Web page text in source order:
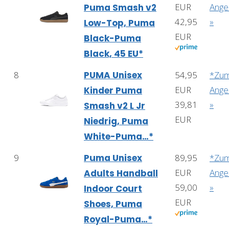
Puma Smash v2
Low-Top, Puma
Black-Puma
Black, 45 EU*
EUR
42,95
EUR
»
8
PUMA Unisex
Kinder Puma
Smash v2 L Jr
Niedrig, Puma
White-Puma…*
54,95
EUR
39,81
EUR
»
9
Puma Unisex
Adults Handball
Indoor Court
Shoes, Puma
Royal-Puma…*
89,95
EUR
59,00
EUR
»